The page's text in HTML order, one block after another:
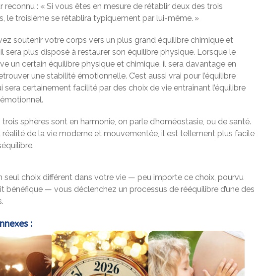
reconnu : « Si vous êtes en mesure de rétablir deux des trois
le troisième se rétablira typiquement par lui-même. »
soutenir votre corps vers un plus grand équilibre chimique et
sera plus disposé à restaurer son équilibre physique. Lorsque le
un certain équilibre physique et chimique, il sera davantage en
une stabilité émotionnelle. C’est aussi vrai pour l’équilibre
sera certainement facilité par des choix de vie entraînant l’équilibre
trois sphères sont en harmonie, on parle d’homéostasie, ou de santé.
réalité de la vie moderne et mouvementée, il est tellement plus facile
seul choix différent dans votre vie — peu importe ce choix, pourvu
bénéfique — vous déclenchez un processus de rééquilibre d’une des
: